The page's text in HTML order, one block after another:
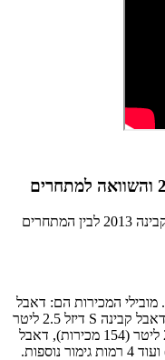
השוואת רמות הגימור של איסוזו דימקס חד קבינה 2013 לבין המתחרים
1299 רכבי איסוזו דימקס נמכרו בשנת 2013. מובילי המכירות הם: דאבל
קבינה S 4X4 דיזל 2.5 ליטר (552 מכירות), דאבל קבינה S דיזל 2.5 ליטר
ידני (283 מכירות), דאבל קבינה LS דיזל 2.5 ליטר (154 מכירות), דאבל